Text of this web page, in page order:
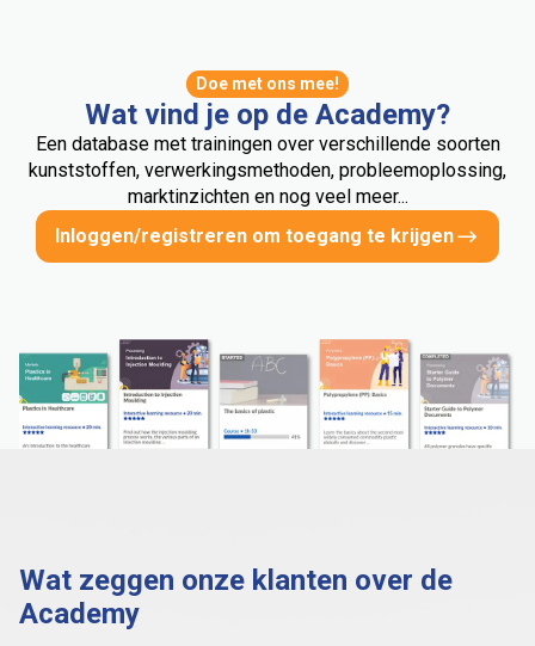
Doe met ons mee!
Wat vind je op de Academy?
Een database met trainingen over verschillende soorten
kunststoffen, verwerkingsmethoden, probleemoplossing,
marktinzichten en nog veel meer...
Inloggen/registreren om toegang te krijgen
Wat zeggen onze klanten over de
Academy